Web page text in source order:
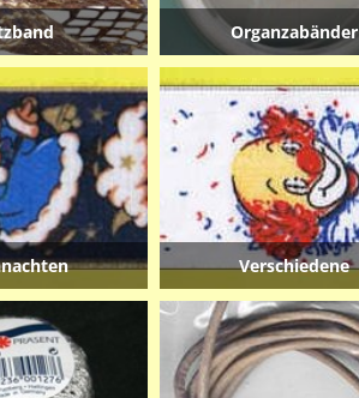
Organzabänder
Verschiedene